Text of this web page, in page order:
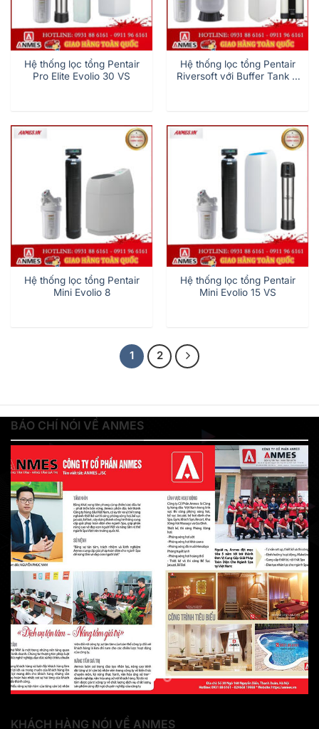
Hệ thống lọc tổng Pentair
Pro Elite Evolio 30 VS
Hệ thống lọc tổng Pentair
Riversoft với Buffer Tank &
Hệ thống lọc tổng Pentair
Mini Evolio 8
Hệ thống lọc tổng Pentair
Mini Evolio 15 VS
1 2
BÁO CHÍ NÓI VỀ ANMES
KHÁCH HÀNG NÓI VỀ ANMES